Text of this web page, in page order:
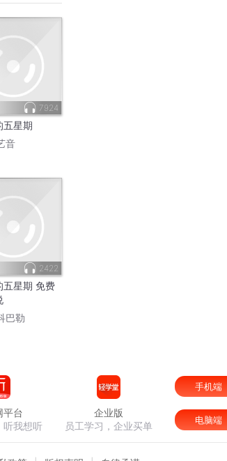
7924
五星期
音
2422
五星期 免费
巴勒
平台
听我想听
企业版
员工学习，企业买单
手机端
电脑端